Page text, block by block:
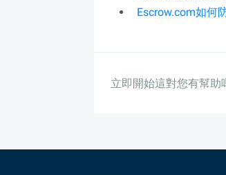
Escrow.com如何
立即開始這對您有幫助